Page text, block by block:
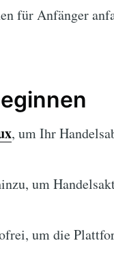
für Anfänger
, um Ihr
um
um die